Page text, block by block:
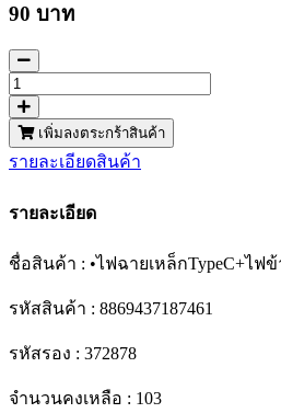
90 บาท
เพิ่มลงตระกร้าสินค้า
รายละเอียดสินค้า
รายละเอียด
ชื่อสินค้า : •ไฟฉายเหล็กTypeC+ไฟข้
รหัสสินค้า : 8869437187461
รหัสรอง : 372878
จำนวนคงเหลือ : 103